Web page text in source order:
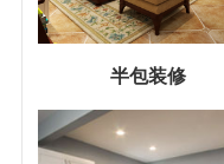
半包装修